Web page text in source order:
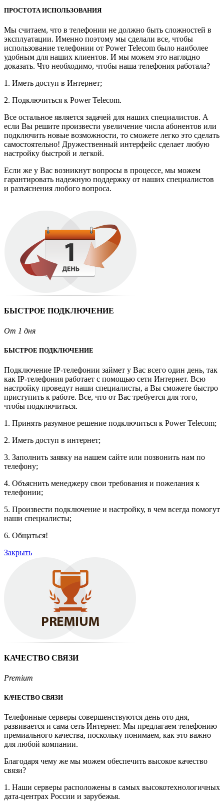
ПРОСТОТА ИСПОЛЬЗОВАНИЯ
Мы считаем, что в телефонии не должно быть сложностей в
эксплуатации. Именно поэтому мы сделали все, чтобы
использование телефонии от Power Telecom было наиболее
удобным для наших клиентов. И мы можем это наглядно
доказать. Что необходимо, чтобы наша телефония работала?
1. Иметь доступ в Интернет;
2. Подключиться к Power Telecom.
Все остальное является задачей для наших специалистов. А
если Вы решите произвести увеличение числа абонентов или
подключить новые возможности, то сможете легко это сделать
самостоятельно! Дружественный интерфейс сделает любую
настройку быстрой и легкой.
Если же у Вас возникнут вопросы в процессе, мы можем
гарантировать надежную поддержку от наших специалистов
и разъяснения любого вопроса.
БЫСТРОЕ ПОДКЛЮЧЕНИЕ
От 1 дня
БЫСТРОЕ ПОДКЛЮЧЕНИЕ
Подключение IP-телефонии займет у Вас всего один день, так
как IP-телефония работает с помощью сети Интернет. Всю
настройку проведут наши специалисты, а Вы сможете быстро
приступить к работе. Все, что от Вас требуется для того,
чтобы подключиться.
1. Принять разумное решение подключиться к Power Telecom;
2. Иметь доступ в интернет;
3. Заполнить заявку на нашем сайте или позвонить нам по
телефону;
4. Объяснить менеджеру свои требования и пожелания к
телефонии;
5. Произвести подключение и настройку, в чем всегда помогут
наши специалисты;
6. Общаться!
Закрыть
КАЧЕСТВО СВЯЗИ
Premium
КАЧЕСТВО СВЯЗИ
Телефонные серверы совершенствуются день ото дня,
развивается и сама сеть Интернет. Мы предлагаем телефонию
премиального качества, поскольку понимаем, как это важно
для любой компании.
Благодаря чему же мы можем обеспечить высокое качество
связи?
1. Наши серверы расположены в самых высокотехнологичных
дата-центрах России и зарубежья.